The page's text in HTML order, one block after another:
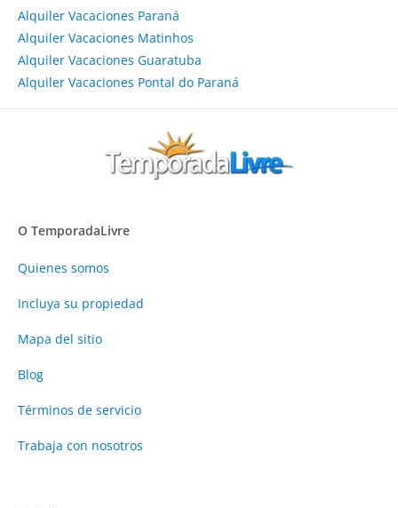
Alquiler Vacaciones Paraná
Alquiler Vacaciones Matinhos
Alquiler Vacaciones Guaratuba
Alquiler Vacaciones Pontal do Paraná
O TemporadaLivre
Quienes somos
Incluya su propiedad
Mapa del sitio
Blog
Términos de servicio
Trabaja con nosotros